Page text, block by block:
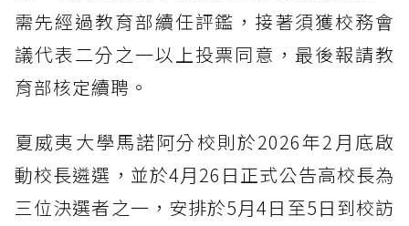
需先經過教育部續任評鑑，接著須獲校務會
議代表二分之一以上投票同意，最後報請教
育部核定續聘。
夏威夷大學馬諾阿分校則於2026年2月底啟
動校長遴選，並於4月26日正式公告高校長為
三位決選者之一，安排於5月4日至5日到校訪